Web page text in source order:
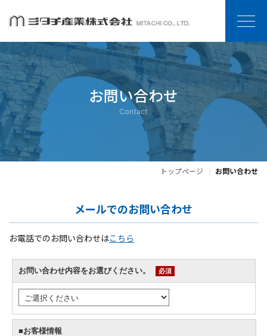
お問い合わせ
Contact
トップページ お問い合わせ
メールでのお問い合わせ
お電話でのお問い合わせはこちら
お問い合わせ内容をお選びください。 必須
■お客様情報